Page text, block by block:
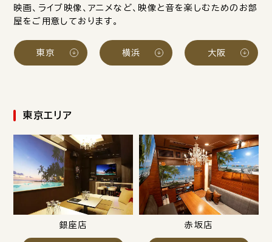
映画、ライブ映像、アニメなど、映像と音を楽しむためのお部
屋をご用意しております。
東京 横浜 大阪
東京エリア
銀座店 赤坂店